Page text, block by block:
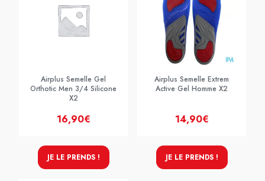
Airplus Semelle Gel
Orthotic Men 3/4 Silicone
X2
16,90€
JE LE PRENDS !
Airplus Semelle Extrem
Active Gel Homme X2
14,90€
JE LE PRENDS !